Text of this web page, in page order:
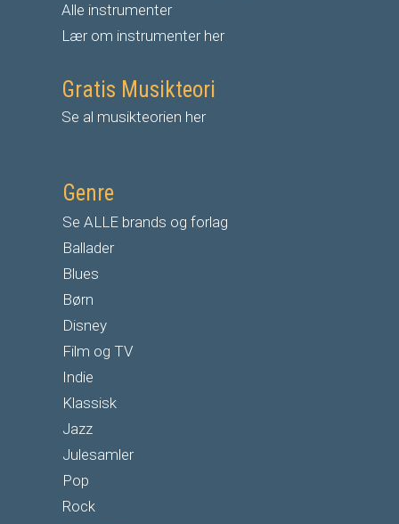
Alle instrumenter
Lær om instrumenter her
Gratis Musikteori
Se al musikteorien her
Genre
Se ALLE brands og forlag
Ballader
Blues
Børn
Disney
Film og TV
Indie
Klassisk
Jazz
Julesamler
Pop
Rock